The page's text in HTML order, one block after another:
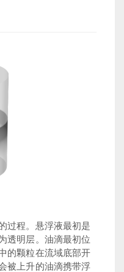
过程。悬浮液最初是
透明层。油滴最初位
的颗粒在流域底部开
被上升的油滴携带浮